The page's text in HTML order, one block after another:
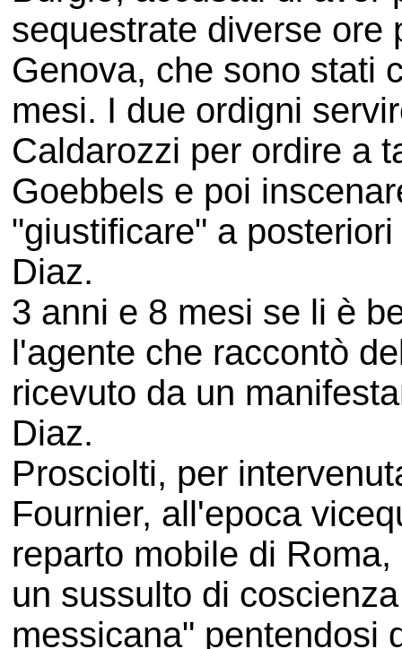
sequestrate diverse ore
Genova, che sono stati
mesi. I due ordigni
Caldarozzi per ordire a
Goebbels e poi
"giustificare" a
Diaz.
3 anni e 8 mesi se li è
l'agente che raccontò
ricevuto da un
Diaz.
Prosciolti, per
Fournier, all'epoca
reparto mobile di
un sussulto di
messicana" pentendosi